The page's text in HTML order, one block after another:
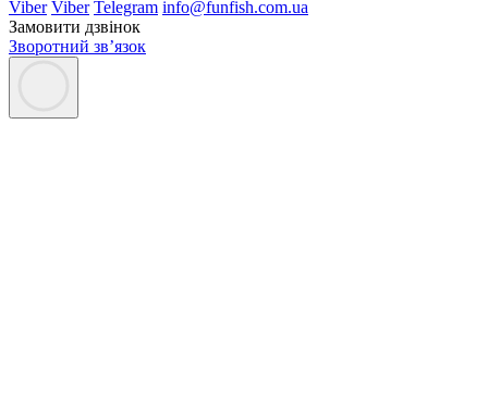
Viber Viber Telegram info@funfish.com.ua
Замовити дзвінок
Зворотний зв’язок